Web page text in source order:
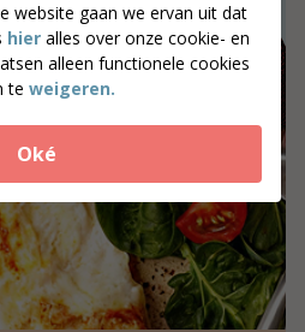
website gaan we ervan uit dat
hier alles over onze cookie- en
alleen functionele cookies
te weigeren.
Oké
Zoek coaches